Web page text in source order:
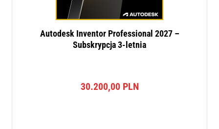
Autodesk Inventor Professional 2027 –
Subskrypcja 3-letnia
30.200,00 PLN